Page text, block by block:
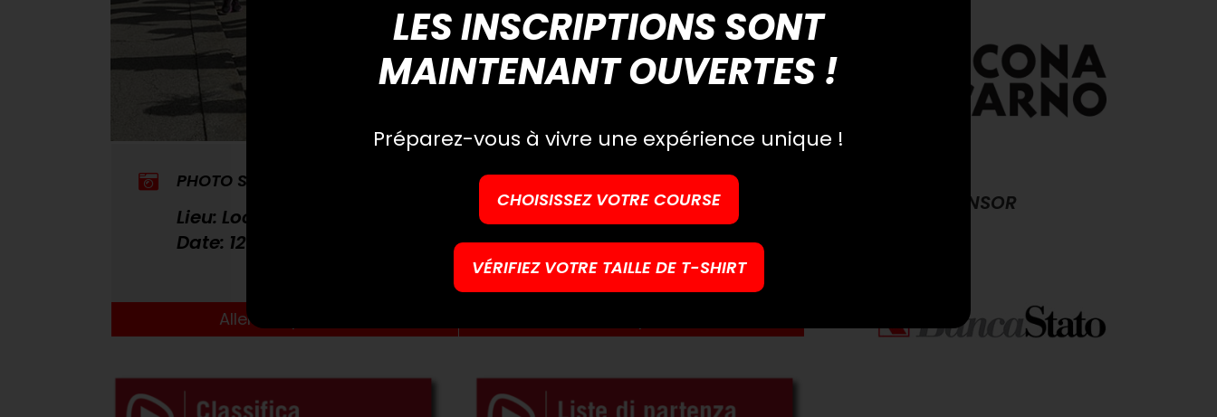
PHOTO SAMEDI
Lieu: Locarno
Date: 12-10-2024
Aller aux photos
PHOTO DIMANCHE
Lieu: Ascona – Locarno
Date: 13-10-2024
MAIN SPONSOR
LES INSCRIPTIONS SONT
MAINTENANT OUVERTES !
Préparez-vous à vivre une expérience unique !
CHOISISSEZ VOTRE COURSE
VÉRIFIEZ VOTRE TAILLE DE T-SHIRT